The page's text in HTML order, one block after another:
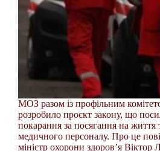
МОЗ разом із профільним
розробило проєкт закону, що
покарання за посягання на життя
медичного персоналу. Про це
міністр охорони здоров’я Віктор